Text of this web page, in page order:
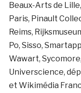
Beaux-Arts de
Paris, Pinault
Reims,
Po, Sisso,
Wawart,
Universcience,
et Wikimédia